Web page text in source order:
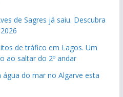
de Sagres já saiu. Descubra
de tráfico em Lagos. Um
ao saltar do 2º andar
do mar no Algarve esta